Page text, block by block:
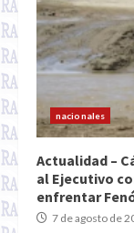
nacionales
Actualidad –
al Ejecutivo
enfrentar
7 de agosto de